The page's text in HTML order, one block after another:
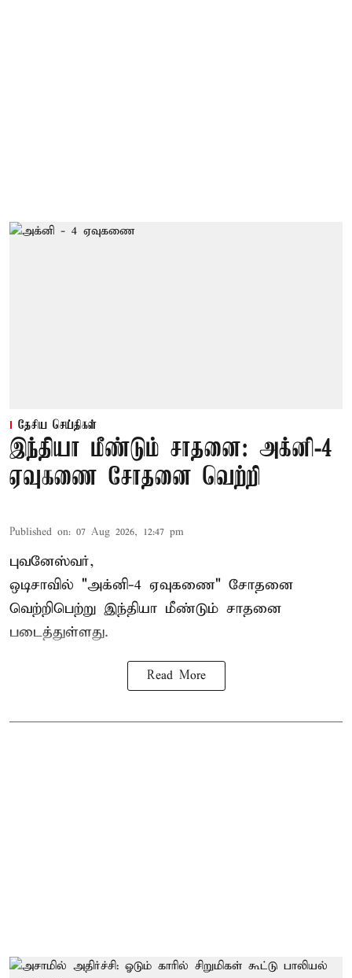
தேசிய செய்திகள்
இந்தியா மீண்டும் சாதனை: அக்னி-4
ஏவுகணை சோதனை வெற்றி
Published on: 07 Aug 2026, 12:47 pm
புவனேஸ்வர்,
ஒடிசாவில் "அக்னி-4 ஏவுகணை" சோதனை
வெற்றிபெற்று இந்தியா மீண்டும் சாதனை
படைத்துள்ளது.
Read More